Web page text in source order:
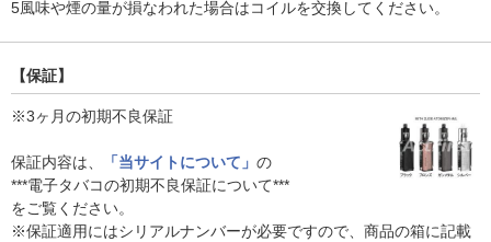
5風味や煙の量が損なわれた場合はコイルを交換してください。
【保証】
※3ヶ月の初期不良保証
保証内容は、 「当サイトについて」 の
***電子タバコの初期不良保証について***
をご覧ください。
※保証適用にはシリアルナンバーが必要ですので、商品の箱に記載